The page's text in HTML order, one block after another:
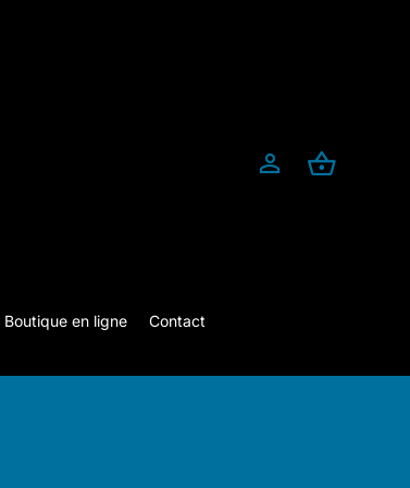
Boutique en ligne Contact